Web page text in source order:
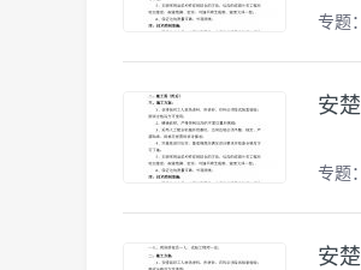
专题：
安楚
专题：
安楚